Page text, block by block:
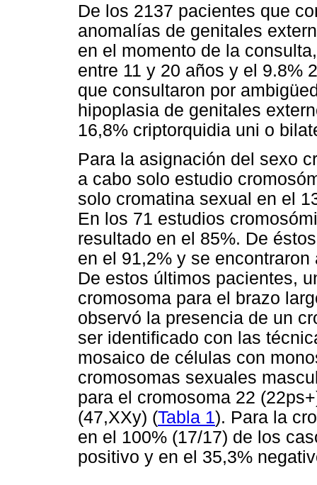
De los 2137 pacientes que
anomalías de genitales
en el momento de la
entre 11 y 20 años y el 9.8%
que consultaron por
hipoplasia de genitales
16,8% criptorquidia uni o
Para la asignación del sexo
a cabo solo estudio
solo cromatina sexual en el
En los 71 estudios
resultado en el 85%. De
en el 91,2% y se
De estos últimos pacientes,
cromosoma para el brazo
observó la presencia de un
ser identificado con las
mosaico de células con
cromosomas sexuales
para el cromosoma 22
(47,XXy) (Tabla 1). Para la
en el 100% (17/17) de los
positivo y en el 35,3%